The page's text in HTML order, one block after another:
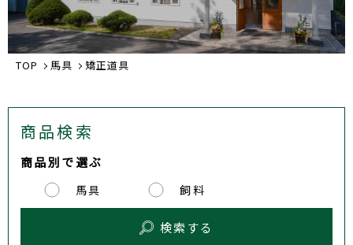
TOP 馬具 矯正道具
商品検索
商品別で選ぶ
馬具 飼料
検索する